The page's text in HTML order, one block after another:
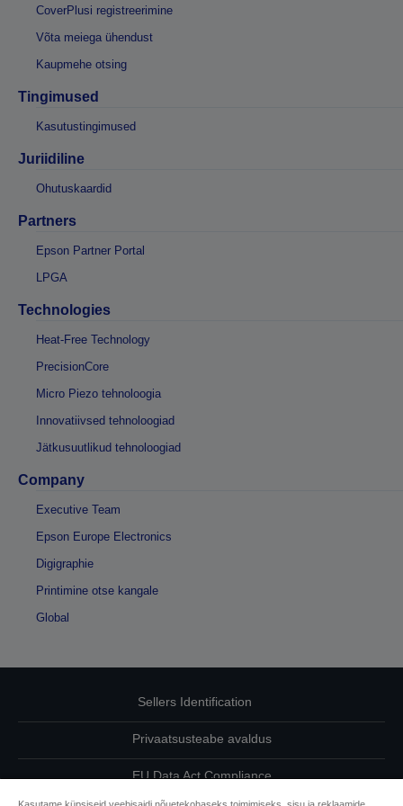
CoverPlusi registreerimine
Võta meiega ühendust
Kaupmehe otsing
Tingimused
Kasutustingimused
Juriidiline
Ohutuskaardid
Partners
Epson Partner Portal
LPGA
Technologies
Heat-Free Technology
PrecisionCore
Micro Piezo tehnoloogia
Innovatiivsed tehnoloogiad
Jätkusuutlikud tehnoloogiad
Company
Executive Team
Epson Europe Electronics
Digigraphie
Printimine otse kangale
Global
Sellers Identification
Privaatsusteabe avaldus
EU Data Act Compliance